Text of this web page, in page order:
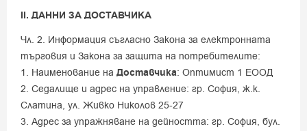
ІІ. ДАННИ ЗА ДОСТАВЧИКА
Чл. 2. Информация съгласно Закона за електронната
търговия и Закона за защита на потребителите:
1. Наименование на Доставчика: Оптимист 1 ЕООД
2. Седалище и адрес на управление: гр. София, ж.к.
Слатина, ул. Живко Николов 25-27
3. Адрес за упражняване на дейността: гр. София, бул.